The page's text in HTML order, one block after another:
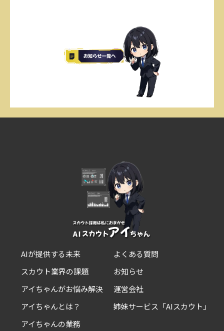
AIが提供する未来
スカウト業界の課題
アイちゃんがお悩み解決
アイちゃんとは？
アイちゃんの業務
よくある質問
お知らせ
運営会社
姉妹サービス「AIスカウト」